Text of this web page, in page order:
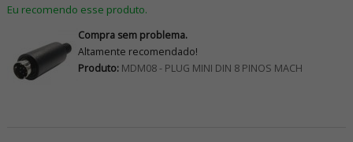
Eu recomendo esse produto.
Compra sem problema.
Altamente recomendado!
Produto:MDM08 - PLUG MINI DIN 8 PINOS MACH